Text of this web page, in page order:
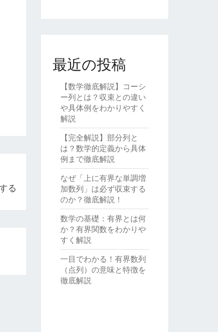
る
最近の投稿
【数学徹底解説】コーシ
ー列とは？収束との違い
や具体例をわかりやすく
解説
【完全解説】部分列と
は？数学的定義から具体
例まで徹底解説
なぜ「上に有界な単調増
加数列」は必ず収束する
のか？徹底解説！
数学の基礎：有界とは何
か？有界関数をわかりや
すく解説
一目でわかる！有界数列
（点列）の意味と特徴を
徹底解説